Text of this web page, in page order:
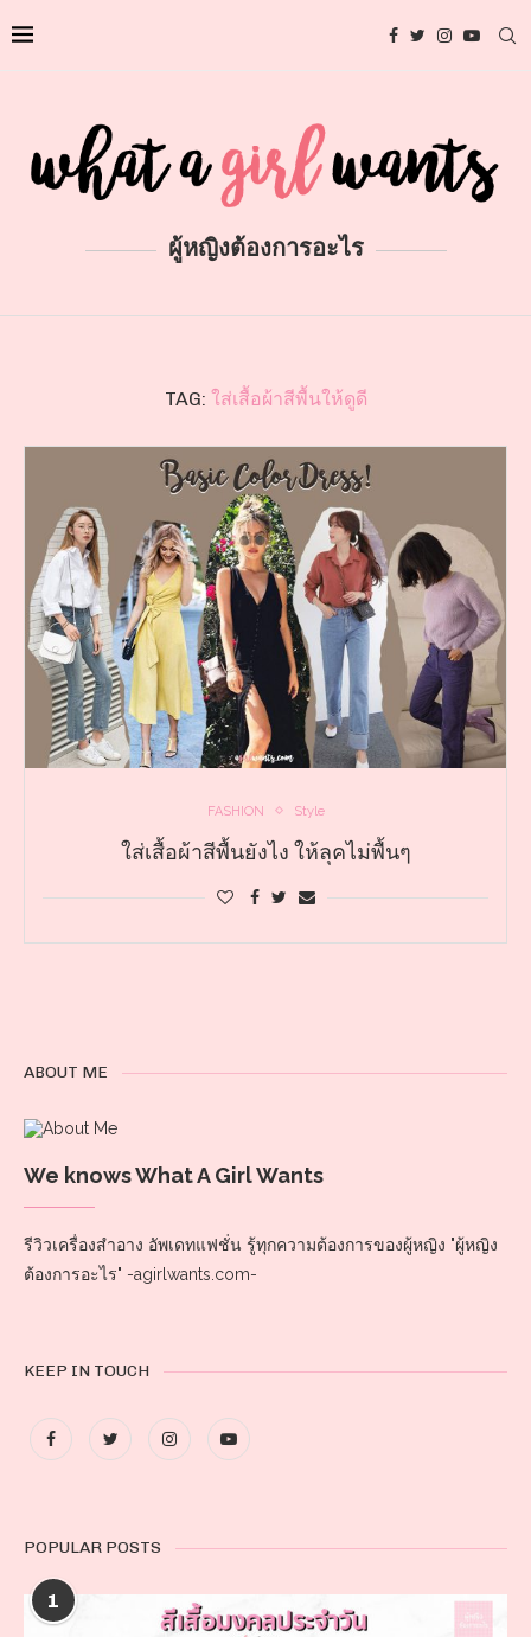
ผู้หญิงต้องการอะไร
TAG: ใส่เสื้อผ้าสีพื้นให้ดูดี
FASHION Style
ใส่เสื้อผ้าสีพื้นยังไง ให้ลุคไม่พื้นๆ
ABOUT ME
We knows What A Girl Wants
รีวิวเครื่องสำอาง อัพเดทแฟชั่น รู้ทุกความต้องการของผู้หญิง "ผู้หญิง
ต้องการอะไร" -agirlwants.com-
KEEP IN TOUCH
POPULAR POSTS
1